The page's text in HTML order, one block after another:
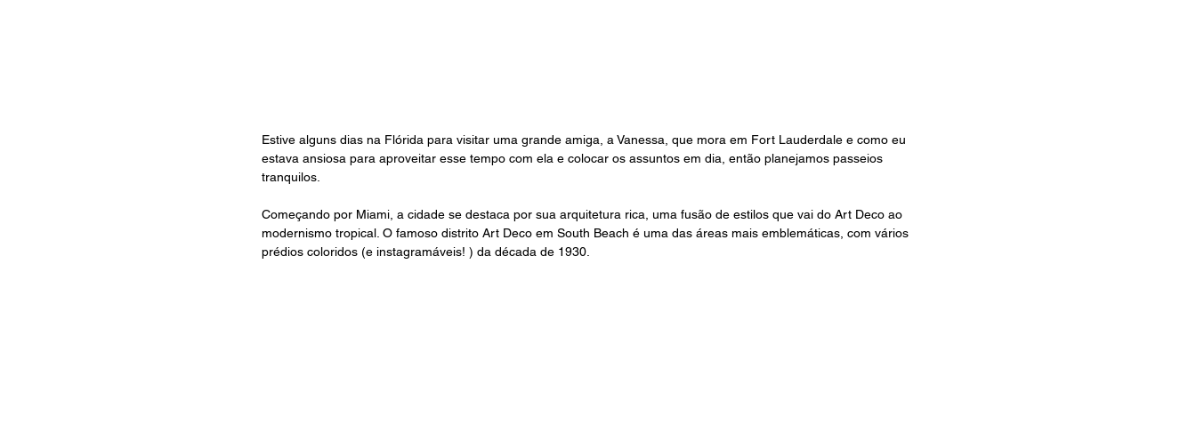
Estive alguns dias na Flórida para visitar uma grande amiga, a Vanessa, que mora em Fort Lauderdale e como eu
estava ansiosa para aproveitar esse tempo com ela e colocar os assuntos em dia, então planejamos passeios
tranquilos.
Começando por Miami, a cidade se destaca por sua arquitetura rica, uma fusão de estilos que vai do Art Deco ao
modernismo tropical. O famoso distrito Art Deco em South Beach é uma das áreas mais emblemáticas, com vários
prédios coloridos (e instagramáveis! ) da década de 1930.